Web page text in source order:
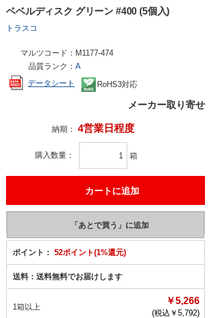
ベベルディスク グリーン #400 (5個入)
トラスコ
マルツコード： M1177-474
品質ランク： A
データシート
RoHS3対応
メーカー取り寄せ
納期： 4営業日程度
購入数量 箱
ポイント： 52ポイント(1%還元)
送料： 送料無料でお届けします
1箱以上
￥5,266
(税込￥ 5,792)